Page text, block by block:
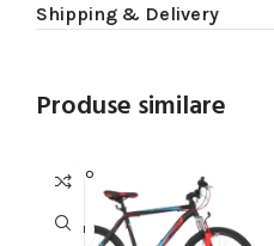
Shipping & Delivery
Produse similare
SOLD O
UT
MOON